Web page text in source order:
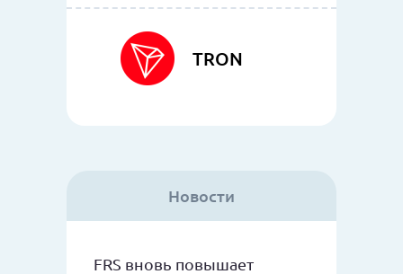
TRON
Новости
FRS вновь повышает